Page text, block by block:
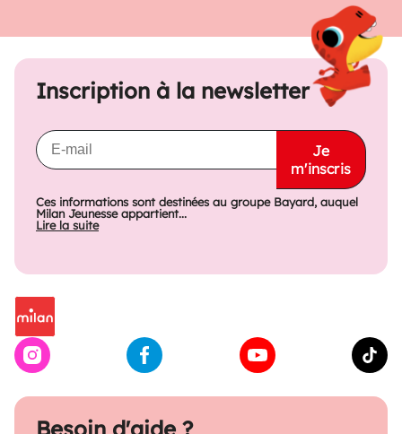
Besoin d'aide ?
Inscription à la newsletter
Je
m'inscris
Ces informations sont destinées au groupe Bayard, auquel
Milan Jeunesse appartient...
Lire la suite